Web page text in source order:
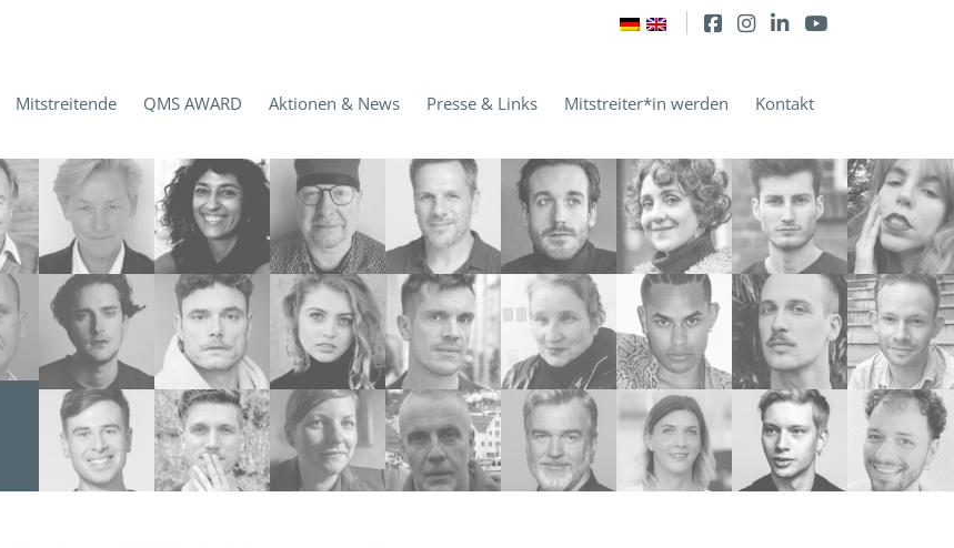
Mitstreitende QMS AWARD Aktionen & News Presse & Links Mitstreiter*in werden Kontakt